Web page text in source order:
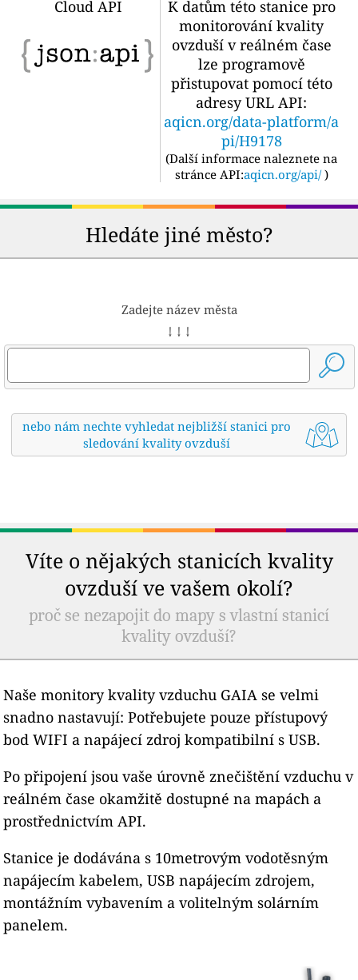
Cloud API
K datům této stanice pro
monitorování kvality
ovzduší v reálném čase
lze programově
přistupovat pomocí této
adresy URL API:
aqicn.org/data-platform/a
pi/H9178
(Další informace naleznete na
stránce API:aqicn.org/api/ )
Hledáte jiné město?
Zadejte název města
↓ ↓ ↓
nebo nám nechte vyhledat nejbližší stanici pro
sledování kvality ovzduší
Víte o nějakých stanicích kvality
ovzduší ve vašem okolí?
proč se nezapojit do mapy s vlastní stanicí
kvality ovzduší?
Naše monitory kvality vzduchu GAIA se velmi
snadno nastavují: Potřebujete pouze přístupový
bod WIFI a napájecí zdroj kompatibilní s USB.
Po připojení jsou vaše úrovně znečištění vzduchu v
reálném čase okamžitě dostupné na mapách a
prostřednictvím API.
Stanice je dodávána s 10metrovým vodotěsným
napájecím kabelem, USB napájecím zdrojem,
montážním vybavením a volitelným solárním
panelem.